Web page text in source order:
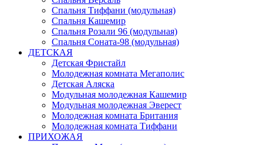
Спальня Тиффани (модульная)
Спальня Кашемир
Спальня Розали 96 (модульная)
Спальня Соната-98 (модульная)
ДЕТСКАЯ
Детская Фристайл
Молодежная комната Мегаполис
Детская Аляска
Модульная молодежная Кашемир
Модульная молодежная Эверест
Молодежная комната Британия
Молодежная комната Тиффани
ПРИХОЖАЯ